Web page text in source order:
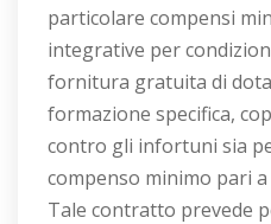
particolare compensi
integrative per
fornitura gratuita di
formazione specifica,
contro gli infortuni sia
compenso minimo pari
Tale contratto prevede